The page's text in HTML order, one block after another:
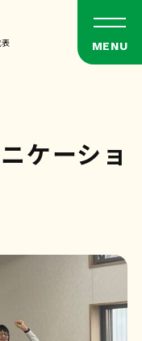
ケーショ